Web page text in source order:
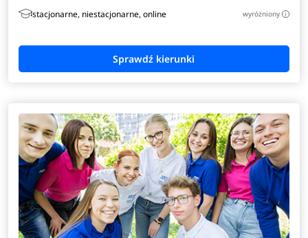
Inżynieria materiałowa
Inżynieria obliczeniowa
Inżynieria zarządzania
Japonistyka
Komunikacja i psychologia w biznesie
Kryminologia
Logistyka i administrowanie w mediach
stacjonarne, niestacjonarne, online wyróżniony i